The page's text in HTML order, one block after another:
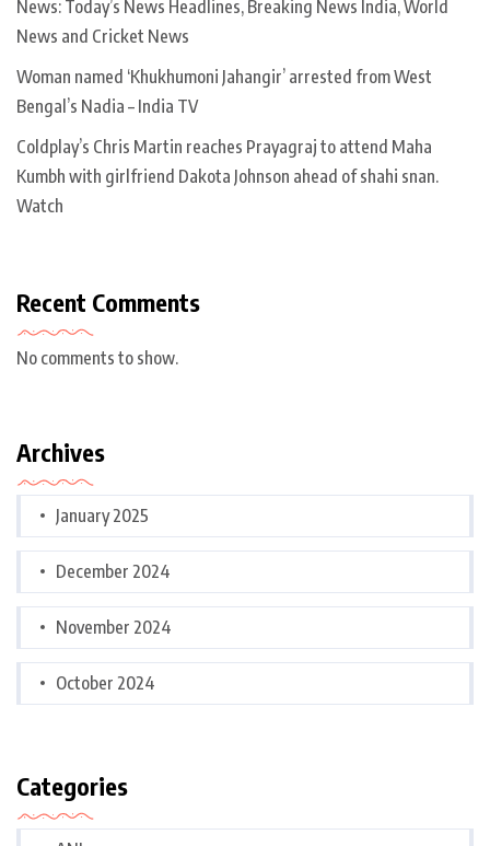
News: Today’s News Headlines, Breaking News India, World
News and Cricket News
Woman named ‘Khukhumoni Jahangir’ arrested from West
Bengal’s Nadia – India TV
Coldplay’s Chris Martin reaches Prayagraj to attend Maha
Kumbh with girlfriend Dakota Johnson ahead of shahi snan.
Watch
Recent Comments
No comments to show.
Archives
January 2025
December 2024
November 2024
October 2024
Categories